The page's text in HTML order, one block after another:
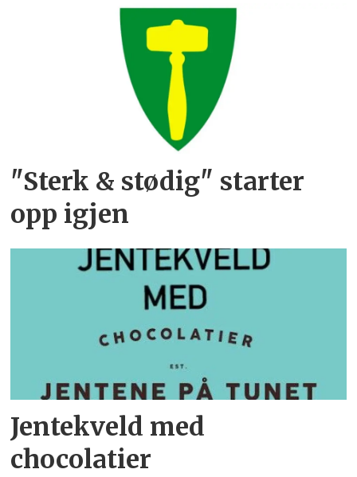
"Sterk & stødig" starter
opp igjen
Jentekveld med
chocolatier